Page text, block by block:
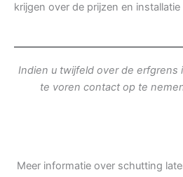
krijgen over de prijzen en
Indien u twijfeld over de erfgrens
te voren contact op te
Meer informatie over schutting